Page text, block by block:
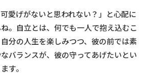
可愛げがないと思われない？」と心配に
。自立とは、何でも一人で抱え込むこ
分の人生を楽しみつつ、彼の前では素
バランスが、彼の守ってあげたいとい
す。